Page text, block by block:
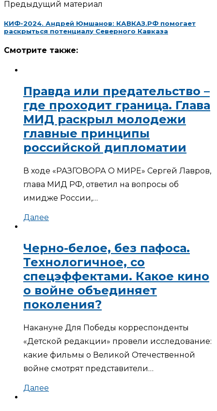
Предыдущий материал
КИФ-2024. Андрей Юмшанов: КАВКАЗ.РФ помогает
раскрыться потенциалу Северного Кавказа
Смотрите также:
Правда или предательство –
где проходит граница. Глава
МИД раскрыл молодежи
главные принципы
российской дипломатии
В ходе «РАЗГОВОРА О МИРЕ» Сергей Лавров,
глава МИД РФ, ответил на вопросы об
имидже России,…
Далее
Черно-белое, без пафоса.
Технологичное, со
спецэффектами. Какое кино
о войне объединяет
поколения?
Накануне Для Победы корреспонденты
«Детской редакции» провели исследование:
какие фильмы о Великой Отечественной
войне смотрят представители…
Далее